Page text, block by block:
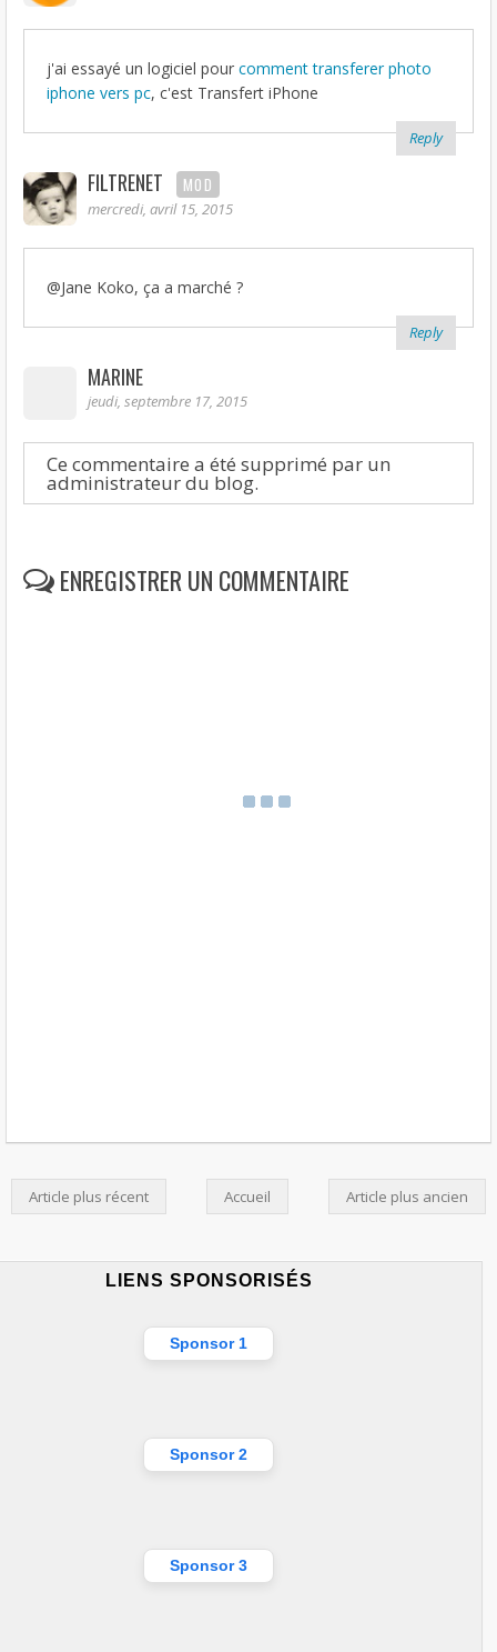
j'ai essayé un logiciel pour comment transferer photo
iphone vers pc, c'est Transfert iPhone
Reply
FILTRENET MOD
mercredi, avril 15, 2015
@Jane Koko, ça a marché ?
Reply
MARINE
jeudi, septembre 17, 2015
Ce commentaire a été supprimé par un
administrateur du blog.
ENREGISTRER UN COMMENTAIRE
Article plus récent Article plus ancien
Accueil
LIENS SPONSORISÉS
Sponsor 1
Sponsor 2
Sponsor 3